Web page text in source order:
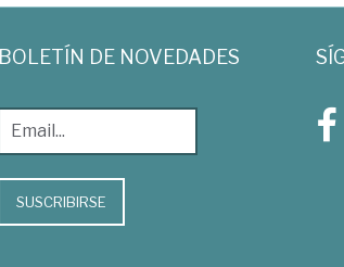
BOLETÍN DE NOVEDADES
SUSCRIBIRSE